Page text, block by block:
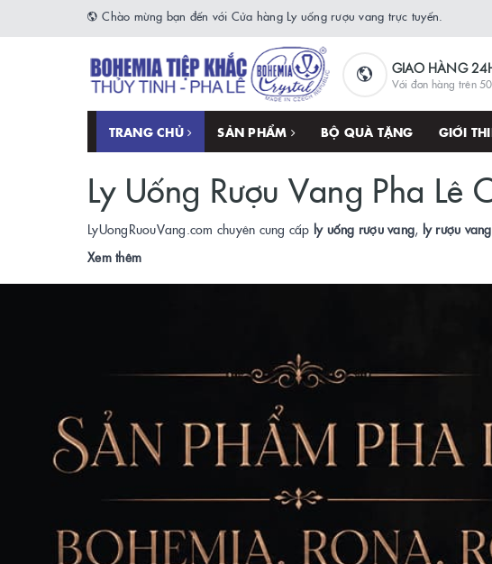
Chào mừng bạn đến với Cửa hàng Ly uống rượu vang trực tuyến.
GIAO HÀNG
Với đơn hàng trên
TRANG CHỦ SẢN PHẨM BỘ QUÀ TẶNG GIỚI
Ly Uống Rượu Vang Pha Lê
LyUongRuouVang.com chuyên cung cấp ly uống rượu vang, ly rượu
Xem thêm